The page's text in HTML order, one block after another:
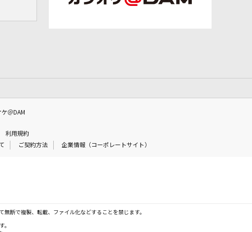
＠DAM
利用規約
ご契約方法 企業情報（コーポレートサイト）
断で複製、転載、ファイル化などすることを禁じます。
。